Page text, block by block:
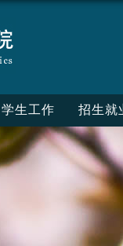
学生工作 招生就